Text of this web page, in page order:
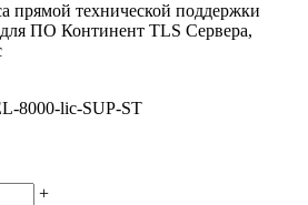
прямой технической поддержки
ПО Континент TLS Cервера,
8000-lic-SUP-ST
+